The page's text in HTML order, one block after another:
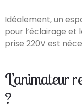
Idéalement, un
pour l’éclairage et
prise 220V est
L’animateur
?